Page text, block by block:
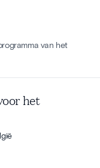
van het
het